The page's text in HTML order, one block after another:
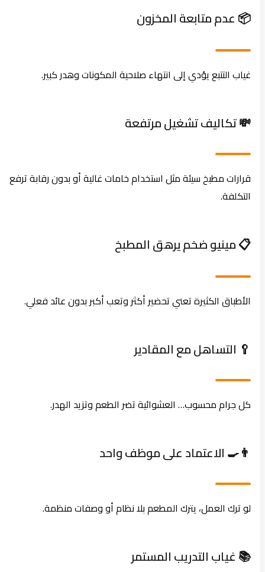
📦 عدم متابعة المخزون
غياب التتبع يؤدي إلى انتهاء صلاحية المكونات وهدر كبير.
💸 تكاليف تشغيل مرتفعة
قرارات مطبخ سيئة مثل استخدام خامات غالية أو بدون رقابة ترفع
التكلفة.
📋 مينيو ضخم يرهق المطبخ
الأطباق الكثيرة تعني تحضير أكثر وتعب أكبر بدون عائد فعلي.
🥄 التساهل مع المقادير
كل جرام محسوب… العشوائية تضر الطعم وتزيد الهدر.
👨‍🍳 الاعتماد على موظف واحد
لو ترك العمل، يترك المطعم بلا نظام أو وصفات منظمة.
📚 غياب التدريب المستمر